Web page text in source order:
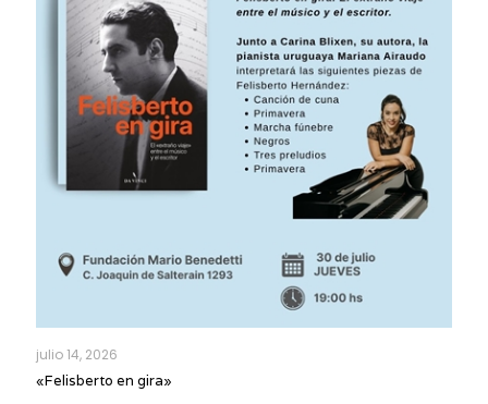
julio 14, 2026
«Felisberto en gira»